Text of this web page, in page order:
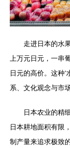
走进日本的水
上万元日元，一串
日元的高价。这种
系、文化观念与市
日本农业的精
日本耕地面积有限
制产量来追求极致